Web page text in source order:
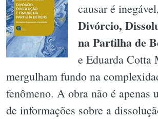
causar é
Divórcio,
na Partilha de
e Eduarda
mergulham fundo na
fenômeno. A obra não é apenas
de informações sobre a